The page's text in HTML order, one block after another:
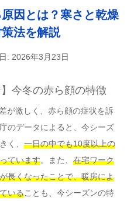
因とは？寒さと乾燥
法を解説
: 2026年3月23日
今冬の赤ら顔の特徴
が激しく、赤ら顔の症状を訴
のデータによると、今シーズ
く、 一日の中でも10度以上の
ています。また、 在宅ワーク
長くなったことで、暖房によ
いることも、今シーズンの特